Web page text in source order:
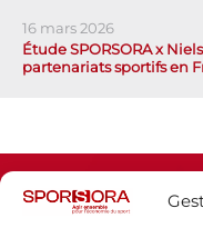
16 mars 2026
Étude SPORSORA x
partenariats sportifs en